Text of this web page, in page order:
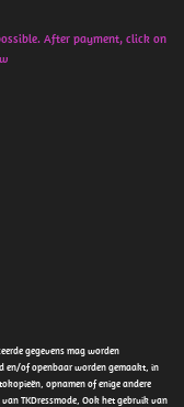
After payment, click on
gegevens mag worden
en/of openbaar worden gemaakt, in
opnamen of enige andere
TKDressmode, Ook het gebruik van